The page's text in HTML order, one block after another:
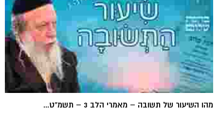
מהו השיעור של תשובה – מאמרי הלב 3 – תשמ"ט...